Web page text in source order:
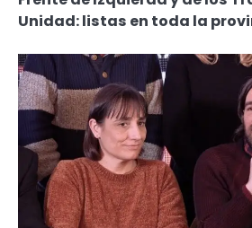
Unidad: listas en toda la